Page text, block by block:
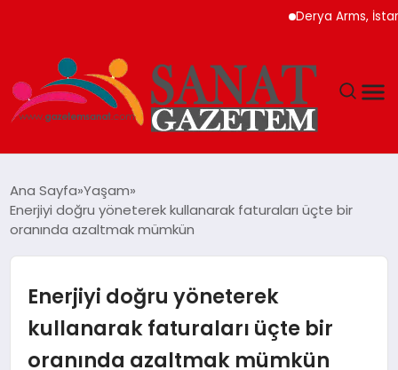
Derya Arms, İstanbul
TEKNOLOJI
YAŞAM
Ana Sayfa Yaşam
Enerjiyi doğru yöneterek kullanarak faturaları üçte bir
oranında azaltmak mümkün
Enerjiyi doğru yöneterek
kullanarak faturaları üçte bir
oranında azaltmak mümkün